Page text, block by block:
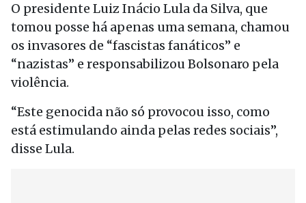
O presidente Luiz Inácio Lula da Silva, que
tomou posse há apenas uma semana, chamou
os invasores de “fascistas fanáticos” e
“nazistas” e responsabilizou Bolsonaro pela
violência.
“Este genocida não só provocou isso, como
está estimulando ainda pelas redes sociais”,
disse Lula.